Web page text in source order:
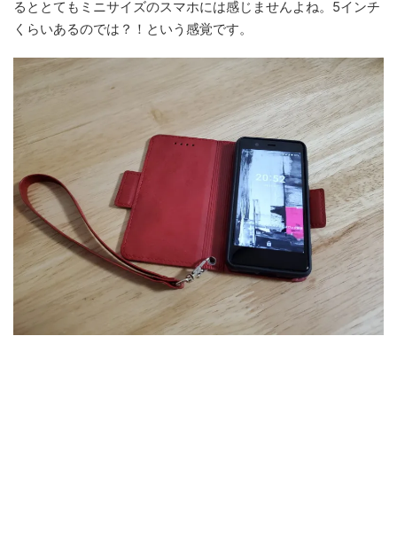
るととてもミニサイズのスマホには感じませんよね。5インチ
くらいあるのでは？！という感覚です。